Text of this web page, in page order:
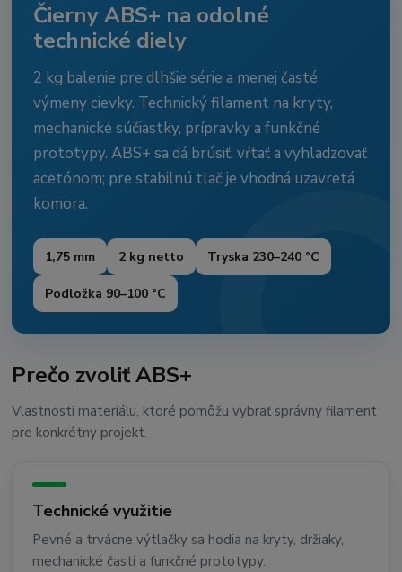
Čierny ABS+ na odolné
technické diely
2 kg balenie pre dlhšie série a menej časté
výmeny cievky. Technický filament na kryty,
mechanické súčiastky, prípravky a funkčné
prototypy. ABS+ sa dá brúsiť, vŕtať a vyhladzovať
acetónom; pre stabilnú tlač je vhodná uzavretá
komora.
1,75 mm 2 kg netto Tryska 230–240 °C
Podložka 90–100 °C
Prečo zvoliť ABS+
Vlastnosti materiálu, ktoré pomôžu vybrať správny filament
pre konkrétny projekt.
Technické využitie
Pevné a trvácne výtlačky sa hodia na kryty, držiaky,
mechanické časti a funkčné prototypy.